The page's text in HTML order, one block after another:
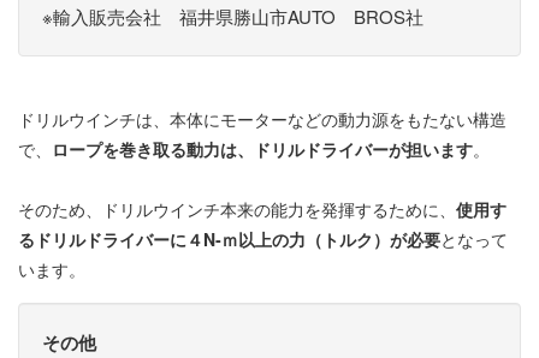
※輸入販売会社 福井県勝山市AUTO BROS社
ドリルウインチは、本体にモーターなどの動力源をもたない構造
で、 ロープを巻き取る動力は、ドリルドライバーが担います。
そのため、ドリルウインチ本来の能力を発揮するために、 使用す
るドリルドライバーに４N‐ｍ以上の力（トルク）が必要となって
います。
その他